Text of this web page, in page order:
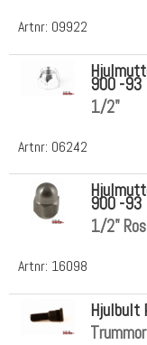
Artnr: 09922
Artnr: 06242
900 -93
1/2"
Artnr: 16098
900 -93
1/2"
Hjulbult
Trummor